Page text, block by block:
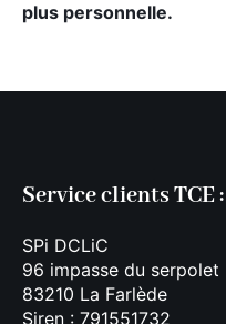
plus personnelle.
Service clients TCE :
SPi DCLiC
96 impasse du serpolet
83210 La Farlède
Siren : 791551732